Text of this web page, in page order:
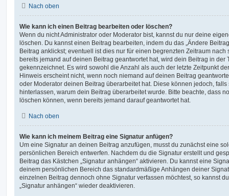
Nach oben
Wie kann ich einen Beitrag bearbeiten oder löschen?
Wenn du nicht Administrator oder Moderator bist, kannst du nur deine
löschen. Du kannst einen Beitrag bearbeiten, indem du das „Ändere
Beitrag anklickst; eventuell ist dies nur für einen begrenzten Zeitraum
bereits jemand auf deinen Beitrag geantwortet hat, wird dein Beitrag in der
gekennzeichnet. Es wird sowohl die Anzahl als auch der letzte Zeitpunkt
Hinweis erscheint nicht, wenn noch niemand auf deinen Beitrag
oder Moderator deinen Beitrag überarbeitet hat. Diese können jedoch,
hinterlassen, warum dein Beitrag überarbeitet wurde. Bitte beachte, dass
löschen können, wenn bereits jemand darauf geantwortet hat.
Nach oben
Wie kann ich meinem Beitrag eine Signatur anfügen?
Um eine Signatur an deinen Beitrag anzufügen, musst du zunächst eine
persönlichen Bereich entwerfen. Nachdem du die Signatur erstellt und
Beitrag das Kästchen „Signatur anhängen“ aktivieren. Du kannst eine
deinem persönlichen Bereich das standardmäßige Anhängen deiner
einzelnen Beitrag dennoch ohne Signatur verfassen möchtest, so kannst
„Signatur anhängen“ wieder deaktivieren.